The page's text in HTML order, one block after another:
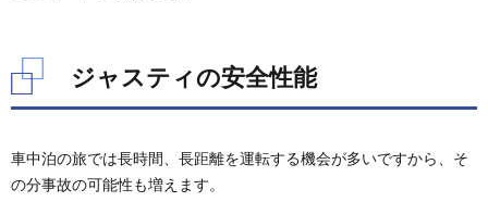
室内サ
イズ
アレン
ジ
ジャスティの安全性能
車中泊の旅では長時間、長距離を運転する機会が多いですから、そ
の分事故の可能性も増えます。